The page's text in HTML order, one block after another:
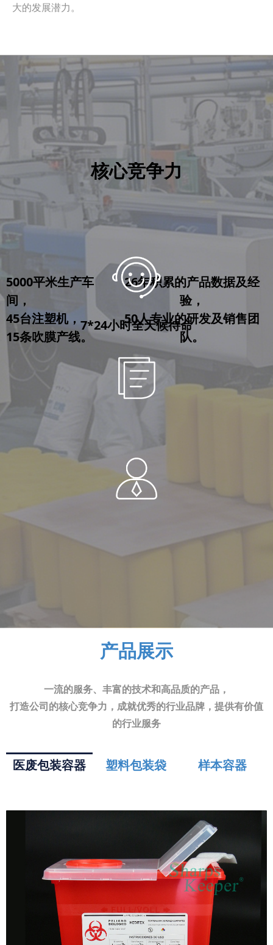
大的发展潜力。
产品展示
一流的服务、丰富的技术和高品质的产品，
打造公司的核心竞争力，成就优秀的行业品牌，提供有价值
的行业服务
医废包装容器 塑料包装袋 样本容器
核心竞争力
26年积累的产品数据及经
验，
50人专业的研发及销售团
队。
5000平米生产车
间，
45台注塑机，
15条吹膜产线。
7*24小时全天候待命